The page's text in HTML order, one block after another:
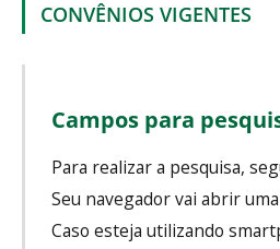
CONVÊNIOS VIGENTES
Campos para
Para realizar a pesquisa,
Seu navegador vai abrir
Caso esteja utilizando